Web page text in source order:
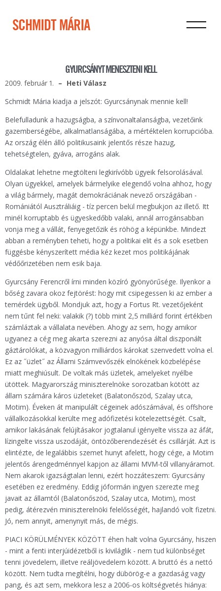
SCHMIDT MÁRIA
GYURCSÁNYT MENESZTENI KELL
2009. február 1.
Heti Válasz
Schmidt Mária kiadja a jelszót: Gyurcsánynak mennie kell!
Belefulladunk a hazugságba, a színvonaltalanságba, vezetőink
gazemberségébe, alkalmatlanságába, a mértéktelen korrupcióba.
Az ország élén álló politikusaink jelentős része hazug,
tehetségtelen, gyáva, arrogáns alak.
Oldalakat lehetne megtölteni legkirívóbb ügyeik felsorolásával.
Olyan ügyekkel, amelyek bármelyike elegendő volna ahhoz, hogy
a világ bármely, magát demokráciának nevező országában -
Romániától Ausztráliáig - tíz percen belül megbukjon az illető. Itt
minél korruptabb és ügyeskedőbb valaki, annál arrogánsabban
vonja meg a vállát, fenyegetőzik és röhög a képünkbe. Mindezt
abban a reményben teheti, hogy a politikai elit és a sok esetben
függésbe kényszerített média kéz kezet mos politikájának
védőőrizetében nem esik baja.
Gyurcsány Ferencről írni minden közíró gyönyörűsége. Ilyenkor a
bőség zavara okoz fejtörést: hogy mit csipegessen ki az ember a
temérdek ügyből. Mondjuk azt, hogy a Fortus Rt. vezetőjeként
nem tűnt fel neki: valakik (?) több mint 2,5 milliárd forint értékben
számláztak a vállalata nevében. Ahogy az sem, hogy amikor
ugyanez a cég meg akarta szerezni az anyósa által diszponált
gáztárolókat, a közvagyon milliárdos károkat szenvedett volna el.
Ez az ˝üzlet˝ az Állami Számvevőszék elnökének közbelépése
miatt meghiúsult. De voltak más üzletek, amelyeket nyélbe
ütöttek. Magyarország miniszterelnöke sorozatban kötött az
állam számára káros üzleteket (Balatonőszöd, Szalay utca,
Motim). Éveken át manipulált cégeinek adószámával, és offshore
vállalkozásokkal kerülte meg adófizetési kötelezettségét. Csalt,
amikor lakásának felújításakor jogtalanul igényelte vissza az áfát,
lízingelte vissza uszodáját, öntözőberendezését és csillárját. Azt is
elintézte, de legalábbis szemet hunyt afelett, hogy cége, a Motim
jelentős árengedménnyel kapjon az állami MVM-től villanyáramot.
Nem akarok igazságtalan lenni, ezért hozzáteszem: Gyurcsány
esetében ez eredmény. Eddig jóformán ingyen szerezte meg
javait az államtól (Balatonőszöd, Szalay utca, Motim), most
pedig, átérezvén miniszterelnöki felelősségét, hajlandó volt fizetni.
Jó, nem annyit, amenynyit más, de mégis.
PIACI KÖRÜLMÉNYEK KÖZÖTT éhen halt volna Gyurcsány, hiszen
- mint a fenti interjúidézetből is kiviláglik - nem tud különbséget
tenni jövedelem, illetve reáljövedelem között. A bruttó és a nettó
között. Nem tudta megítélni, hogy dübörög-e a gazdaság vagy
pang, és azt sem, mekkora lesz a 2006-os költségvetés hiánya: